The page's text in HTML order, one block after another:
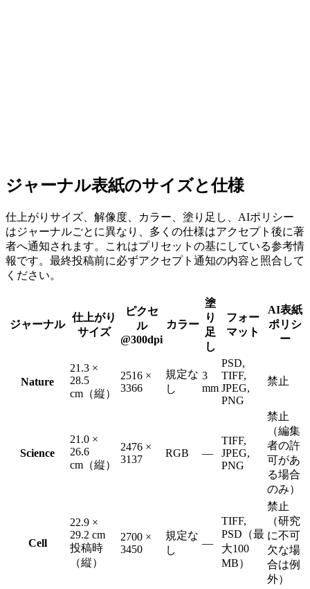
ジャーナル表紙のサイズと仕様
仕上がりサイズ、解像度、カラー、塗り足し、AIポリシー
はジャーナルごとに異なり、多くの仕様はアクセプト後に著
者へ通知されます。これはプリセットの基にしている参考情
報です。最終投稿前に必ずアクセプト通知の内容と照合して
ください。
ジャーナル
仕上がり
サイズ
ピクセ
ル
@300dpi
カラー
塗
り
足
し
フォー
マット
AI表紙
ポリシ
ー
Nature
21.3 ×
28.5
cm（縦）
2516 ×
3366
規定な
し
3
mm
PSD,
TIFF,
JPEG,
PNG
禁止
Science
21.0 ×
26.6
cm（縦）
2476 ×
3137
RGB —
TIFF,
JPEG,
PNG
禁止
（編集
者の許
可があ
る場合
のみ）
Cell
22.9 ×
29.2 cm
投稿時
（縦）
2700 ×
3450
規定な
し
—
TIFF,
PSD（最
大100
MB）
禁止
（研究
に不可
欠な場
合は例
外）